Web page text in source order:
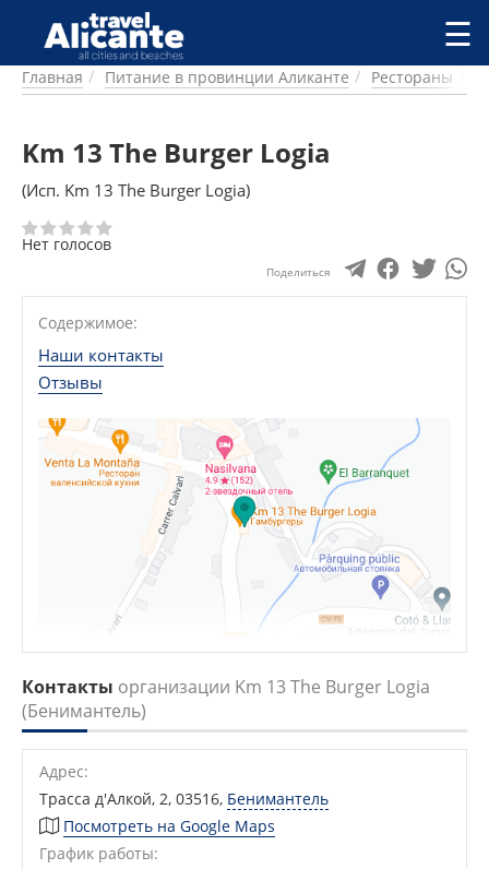
Перейти к основному содержанию
ГОРОДА
ПИТАНИЕ
ПЛЯЖИ
ДОСТОПРИМЕЧАТЕЛЬНОСТИ
КЕМПИНГ
ПРЕДЛОЖЕНИЯ
СТАТЬИ
УСЛУГИ
☰
Главная Питание в провинции Аликанте Рестораны
Km 13 The Burger Logia
(Исп. Km 13 The Burger Logia)
Нет голосов
Поделиться
Содержимое:
Наши контакты
Отзывы
Контакты организации Km 13 The Burger Logia
(Бенимантель)
Адрес:
Трасса д'Алкой, 2, 03516, Бенимантель
Посмотреть на Google Maps
График работы: